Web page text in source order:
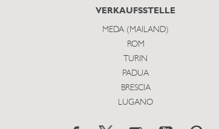
VERKAUFSSTELLE
MEDA (MAILAND)
ROM
TURIN
PADUA
BRESCIA
LUGANO